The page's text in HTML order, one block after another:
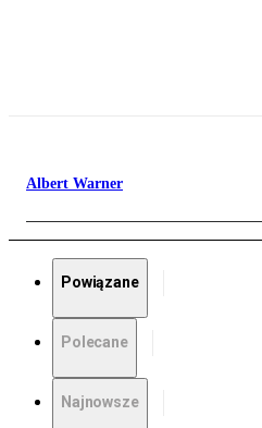
Albert Warner
Powiązane
Polecane
Najnowsze